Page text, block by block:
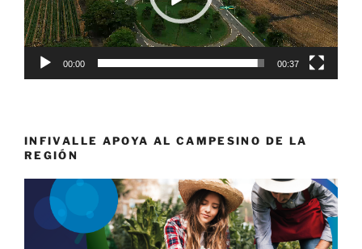
00:00 00:37
INFIVALLE APOYA AL CAMPESINO DE LA
REGIÓN